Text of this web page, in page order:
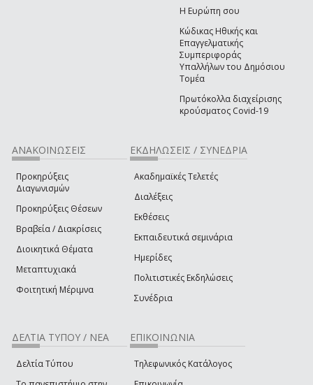
Η Ευρώπη σου
Κώδικας Ηθικής και
Επαγγελματικής
Συμπεριφοράς
Υπαλλήλων του Δημόσιου
Τομέα
Πρωτόκολλα διαχείρισης
κρούσματος Covid-19
ΑΝΑΚΟΙΝΩΣΕΙΣ
Προκηρύξεις
Διαγωνισμών
Προκηρύξεις Θέσεων
Βραβεία / Διακρίσεις
Διοικητικά Θέματα
Μεταπτυχιακά
Φοιτητική Μέριμνα
ΕΚΔΗΛΩΣΕΙΣ / ΣΥΝΕΔΡΙΑ
Ακαδημαϊκές Τελετές
Διαλέξεις
Εκθέσεις
Εκπαιδευτικά σεμινάρια
Ημερίδες
Πολιτιστικές Εκδηλώσεις
Συνέδρια
ΔΕΛΤΙΑ ΤΥΠΟΥ / ΝΕΑ
Δελτία Τύπου
ΕΠΙΚΟΙΝΩΝΙΑ
Τηλεφωνικός Κατάλογος